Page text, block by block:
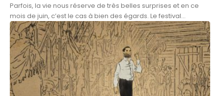
Parfois, la vie nous réserve de très belles surprises et en ce
mois de juin, c’est le cas à bien des égards. Le festival...